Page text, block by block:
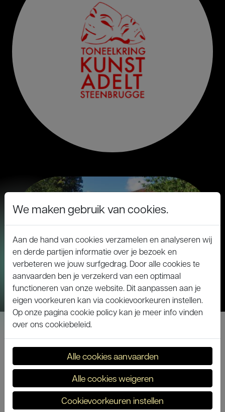
KUNST ADELT
Toneelzaal Zeven Torentjes
Canadaring 41
8310 Assebroek
We maken gebruik van cookies.
Aan de hand van cookies verzamelen en analyseren wij
en derde partijen informatie over je bezoek en
verbeteren we jouw surfgedrag. Door alle cookies te
aanvaarden ben je verzekerd van een optimaal
functioneren van onze website. Dit aanpassen aan je
eigen voorkeuren kan via cookievoorkeuren instellen.
Op onze pagina cookie policy kan je meer info vinden
over ons cookiebeleid.
Alle cookies aanvaarden
Alle cookies weigeren
Cookievoorkeuren instellen